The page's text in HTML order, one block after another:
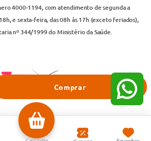
Comprar
4000-1194, com atendimento de segunda a
e sexta-feira, das 08h às 17h (exceto feriados),
nº 344/1999 do Ministério da Saúde.